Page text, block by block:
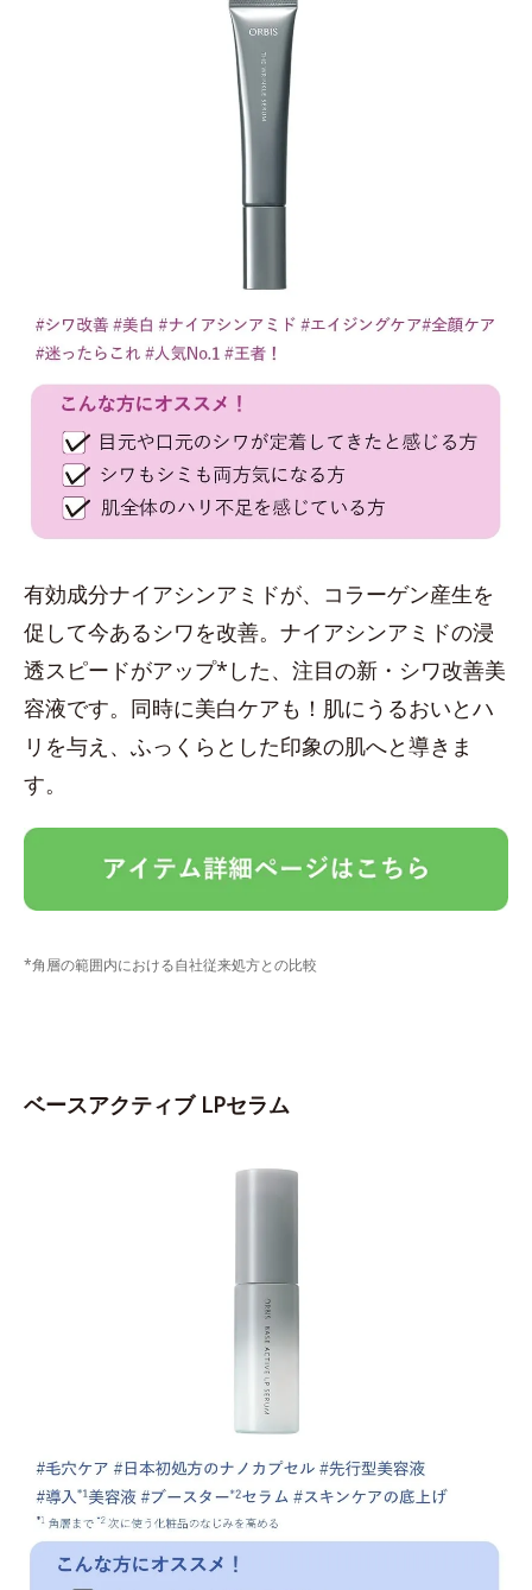
有効成分ナイアシンアミドが、コラーゲン産生を
促して今あるシワを改善。ナイアシンアミドの浸
透スピードがアップ*した、注目の新・シワ改善美
容液です。同時に美白ケアも！肌にうるおいとハ
リを与え、ふっくらとした印象の肌へと導きま
す。
*角層の範囲内における自社従来処方との比較
ベースアクティブ LPセラム